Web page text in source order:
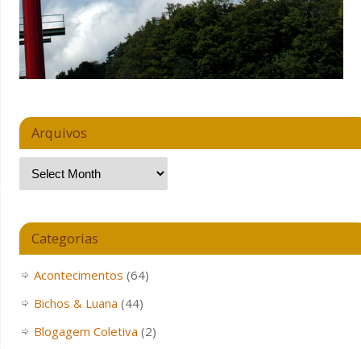
Arquivos
Categorias
Acontecimentos (64)
Bichos & Luana (44)
Blogagem Coletiva (2)